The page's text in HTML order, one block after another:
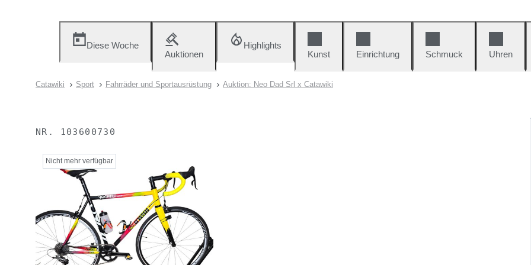
Diese Woche
Auktionen
Highlights
Kunst
Einrichtung Schmuck Uhren
Catawiki Sport Fahrräder und Sportausrüstung Auktion: Neo Dad Srl x Catawiki
NR. 103600730
Nicht mehr verfügbar